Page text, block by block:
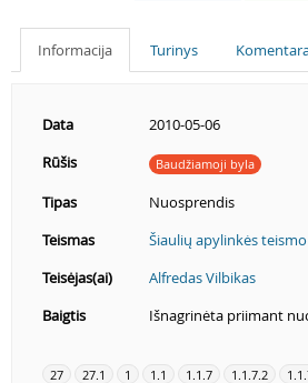
Informacija Turinys
Data
2010-05-06
Rūšis
Baudžiamoji byla
Tipas
Nuosprendis
Teismas
Šiaulių apylinkės
Teisėjas(ai)
Alfredas Vilbikas
Baigtis
Išnagrinėta priimant
27 27.1 1 1.1 1.1.7 1.1.7.2